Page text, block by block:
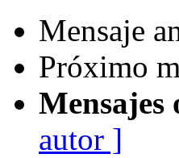
Mensaje
Próximo
Mensajes
autor ]